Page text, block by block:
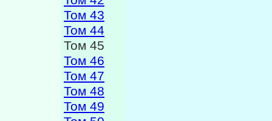
Том 43
Том 44
Том 45
Том 46
Том 47
Том 48
Том 49